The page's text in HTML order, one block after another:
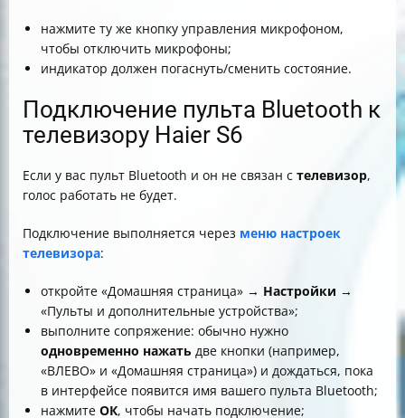
нажмите ту же кнопку управления микрофоном,
чтобы отключить микрофоны;
индикатор должен погаснуть/сменить состояние.
Подключение пульта Bluetooth к
телевизору Haier S6
Если у вас пульт Bluetooth и он не связан с телевизор,
голос работать не будет.
Подключение выполняется через меню настроек
телевизора:
откройте «Домашняя страница» → Настройки →
«Пульты и дополнительные устройства»;
выполните сопряжение: обычно нужно
одновременно нажать две кнопки (например,
«ВЛЕВО» и «Домашняя страница») и дождаться, пока
в интерфейсе появится имя вашего пульта Bluetooth;
нажмите ОК, чтобы начать подключение;